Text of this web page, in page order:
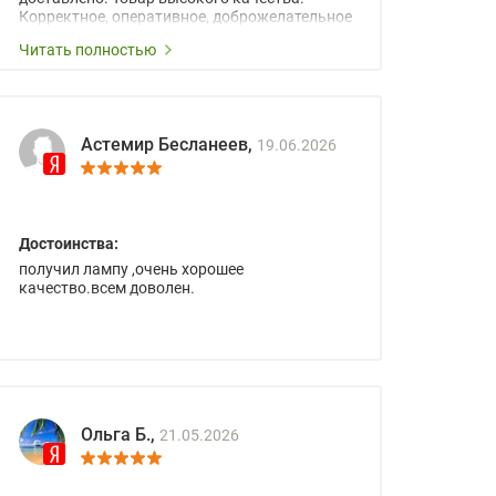
Корректное, оперативное, доброжелательное
Читать полностью
Астемир Бесланеев, 19.06.2026
Достоинства:
получил лампу ,очень хорошее
качество.всем доволен.
Ольга Б., 21.05.2026